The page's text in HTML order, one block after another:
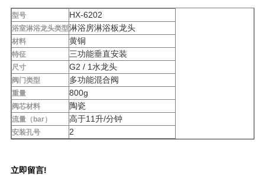
型号 HX-6202
浴室淋浴龙头类型淋浴房淋浴板龙头
材料 黄铜
特征 三功能垂直安装
尺寸 G2 / 1水龙头
阀门类型 多功能混合阀
重量 800g
阀芯材料 陶瓷
流量（bar） 高于11升/分钟
安装孔号 2
立即留言!